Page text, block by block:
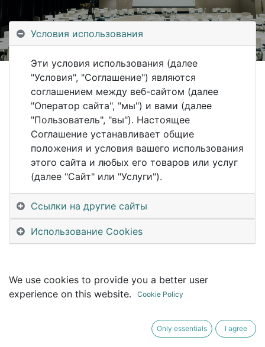
This event is finished. It's no longer possible to
book a booth.
Условия использования
Эти условия использования (далее
"Условия", "Соглашение") являются
соглашением между веб-сайтом (далее
"Оператор сайта", "мы") и вами (далее
"Пользователь", "вы"). Настоящее
Соглашение устанавливает общие
положения и условия вашего использования
этого сайта и любых его товаров или услуг
(далее "Сайт" или "Услуги").
Ссылки на другие сайты
Использование Cookies
We use cookies to provide you a better user
experience on this website.
Cookie Policy
Only essentials I agree